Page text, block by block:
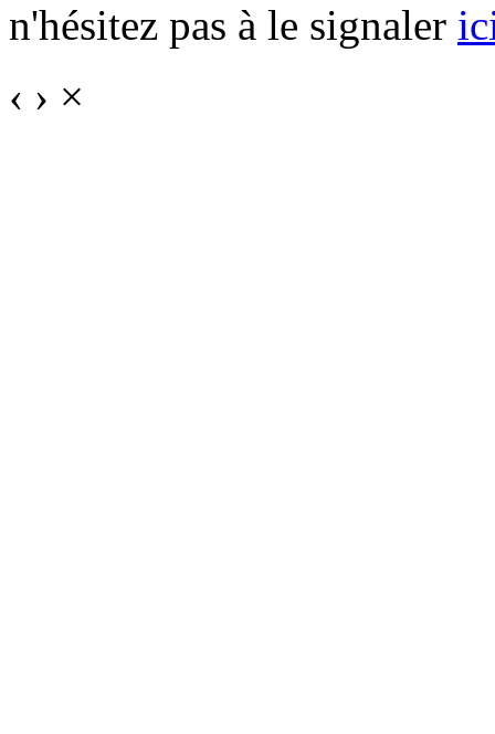
n'hésitez pas à le signaler
‹ › ×